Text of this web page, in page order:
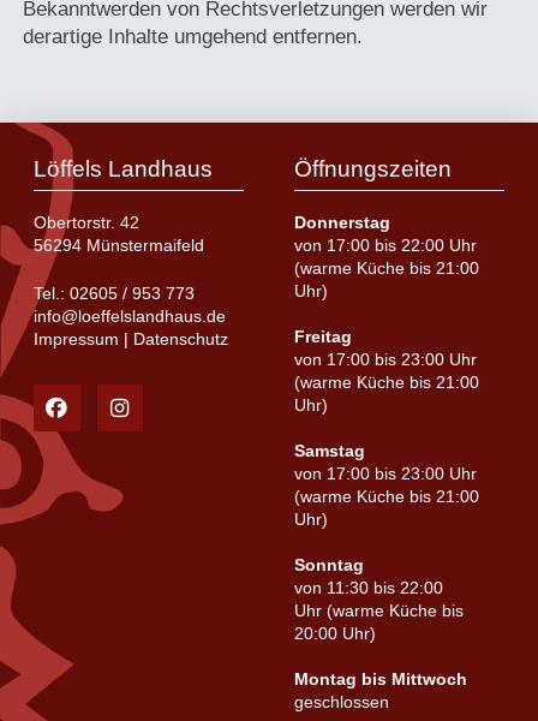
Bekanntwerden von Rechtsverletzungen werden wir
derartige Inhalte umgehend entfernen.
Löffels Landhaus
Obertorstr. 42
56294 Münstermaifeld
Tel.: 02605 / 953 773
info@loeffelslandhaus.de
Impressum | Datenschutz
Öffnungszeiten
Donnerstag
von 17:00 bis 22:00 Uhr
(warme Küche bis 21:00
Uhr)
Freitag
von 17:00 bis 23:00 Uhr
(warme Küche bis 21:00
Uhr)
Samstag
von 17:00 bis 23:00 Uhr
(warme Küche bis 21:00
Uhr)
Sonntag
von 11:30 bis 22:00
Uhr (warme Küche bis
20:00 Uhr)
Montag bis Mittwoch
geschlossen